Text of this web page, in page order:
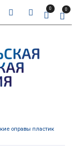
0 0
оправы пластик